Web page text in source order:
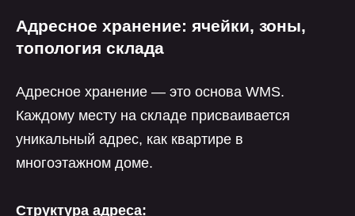
Адресное хранение: ячейки, зоны,
топология склада
Адресное хранение — это основа WMS.
Каждому месту на складе присваивается
уникальный адрес, как квартире в
многоэтажном доме.
Структура адреса:
сборка заказов на
маркетплейсы
через тсд и смартфон
подробнее